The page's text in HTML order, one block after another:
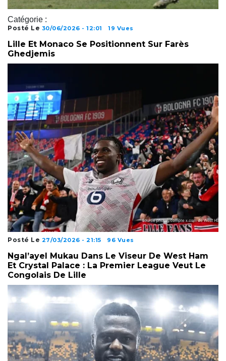
Catégorie :
Posté Le 30/06/2026 - 12:01 19 Vues
Lille Et Monaco Se Positionnent Sur Farès
Ghedjemis
Posté Le 27/03/2026 - 21:15 96 Vues
Ngal’ayel Mukau Dans Le Viseur De West Ham
Et Crystal Palace : La Premier League Veut Le
Congolais De Lille